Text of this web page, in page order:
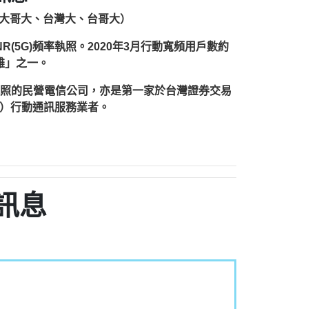
大、台灣大、台哥大）
頻率執照。2020年3月行動寬頻用戶數約
之一。
的民營電信公司，亦是第一家於台灣證券交易
行動通訊服務業者。
息